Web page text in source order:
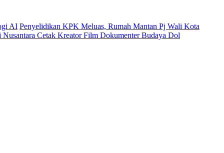
AI Penyelidikan KPK Meluas, Rumah Mantan Pj Wali Kota
Nusantara Cetak Kreator Film Dokumenter Budaya Dol